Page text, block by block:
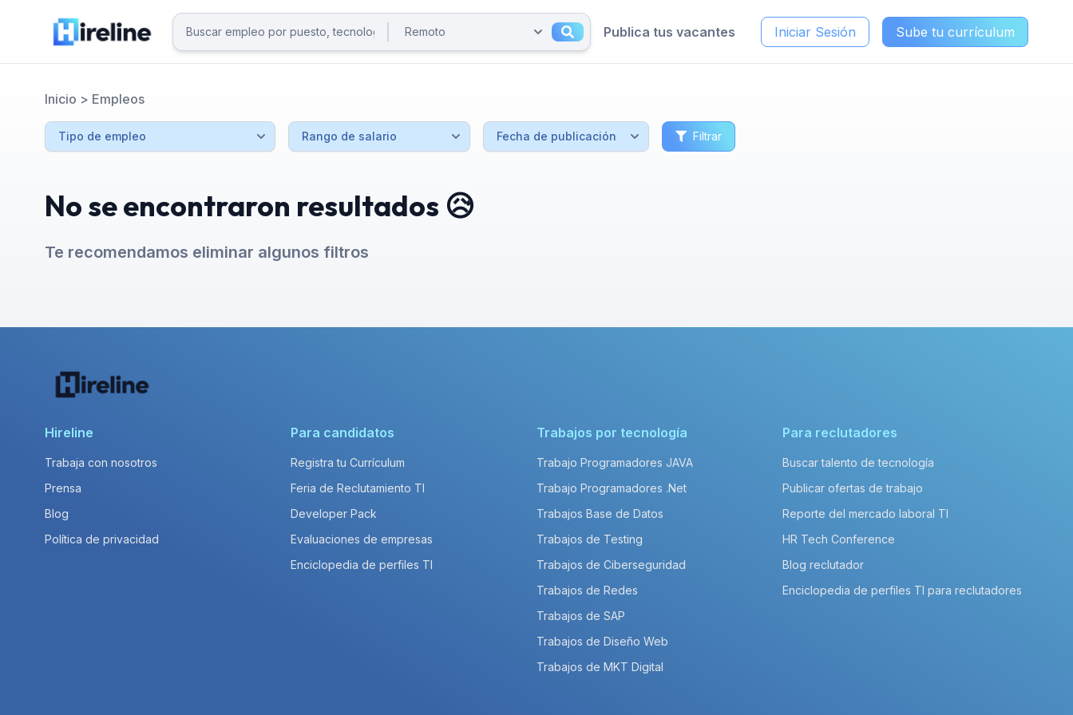
Publica tus vacantes Iniciar Sesión Sube tu currículum
Inicio > Empleos
Filtrar
No se encontraron resultados 😥
Te recomendamos eliminar algunos filtros
Hireline
Trabaja con nosotros
Prensa
Blog
Política de privacidad
Para candidatos
Registra tu Currículum
Feria de Reclutamiento TI
Developer Pack
Evaluaciones de empresas
Enciclopedia de perfiles TI
Trabajos por tecnología
Trabajo Programadores JAVA
Trabajo Programadores .Net
Trabajos Base de Datos
Trabajos de Testing
Trabajos de Ciberseguridad
Trabajos de Redes
Trabajos de SAP
Trabajos de Diseño Web
Trabajos de MKT Digital
Para reclutadores
Buscar talento de tecnología
Publicar ofertas de trabajo
Reporte del mercado laboral TI
HR Tech Conference
Blog reclutador
Enciclopedia de perfiles TI para reclutadores